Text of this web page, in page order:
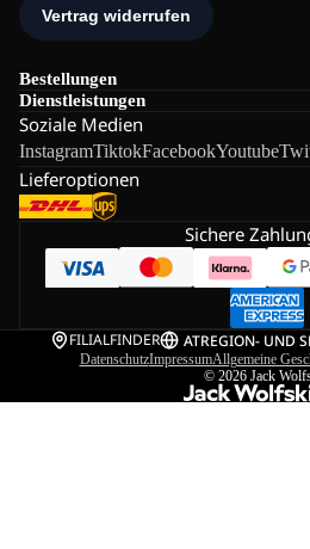
Bestellungen
Dienstleistungen
Soziale Medien
InstagramTiktokFacebookYoutube
Lieferoptionen
Sichere
FILIALFINDER ATREGION- UND
DatenschutzImpressumAllgemeine
© 2026 Jack